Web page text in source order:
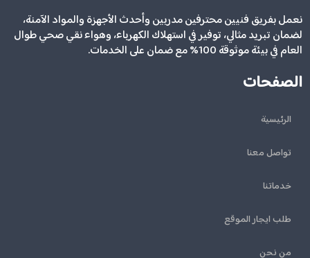
نعمل بفريق فنيين محترفين مدربين وأحدث الأجهزة والمواد الآمنة،
لضمان تبريد مثالي، توفير في استهلاك الكهرباء، وهواء نقي صحي طوال
العام في بيئة موثوقة 100% مع ضمان على الخدمات.
الصفحات
الرئيسية
تواصل معنا
خدماتنا
طلب ايجار الموقع
من نحن